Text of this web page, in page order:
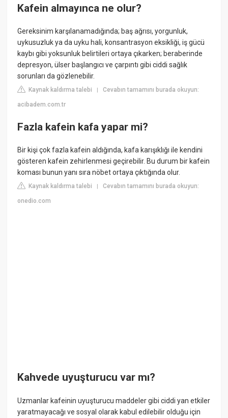
Kafein almayınca ne olur?
Gereksinim karşılanamadığında; baş ağrısı, yorgunluk,
uykusuzluk ya da uyku hali, konsantrasyon eksikliği, iş gücü
kaybı gibi yoksunluk belirtileri ortaya çıkarken; beraberinde
depresyon, ülser başlangıcı ve çarpıntı gibi ciddi sağlık
sorunları da gözlenebilir.
Kaynak kaldırma talebi |Cevabın tamamını burada okuyun:
acibadem.com.tr
Fazla kafein kafa yapar mi?
Bir kişi çok fazla kafein aldığında, kafa karışıklığı ile kendini
gösteren kafein zehirlenmesi geçirebilir. Bu durum bir kafein
koması bunun yanı sıra nöbet ortaya çıktığında olur.
Kaynak kaldırma talebi |Cevabın tamamını burada okuyun:
onedio.com
Kahvede uyuşturucu var mı?
Uzmanlar kafeinin uyuşturucu maddeler gibi ciddi yan etkiler
yaratmayacağı ve sosyal olarak kabul edilebilir olduğu için